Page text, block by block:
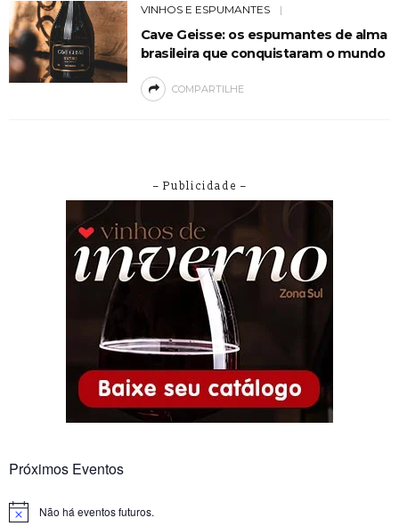
VINHOS E ESPUMANTES
Cave Geisse: os espumantes de alma
brasileira que conquistaram o mundo
COMPARTILHE
– Publicidade –
Próximos Eventos
Notice Não há eventos futuros.